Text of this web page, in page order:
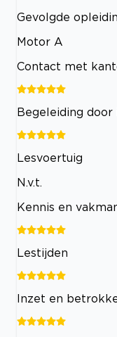
Gevolgde
Motor A
Contact met
Begeleiding
Lesvoertuig
N.v.t.
Kennis en
Lestijden
Inzet en